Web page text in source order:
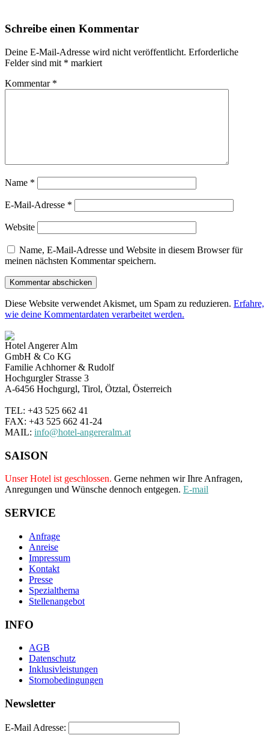
Schreibe einen Kommentar
Deine E-Mail-Adresse wird nicht veröffentlicht. Erforderliche
Felder sind mit * markiert
Kommentar *
Name *
E-Mail-Adresse *
Website
Name, E-Mail-Adresse und Website in diesem Browser für
meinen nächsten Kommentar speichern.
Diese Website verwendet Akismet, um Spam zu reduzieren. Erfahre,
wie deine Kommentardaten verarbeitet werden.
Hotel Angerer Alm
GmbH & Co KG
Familie Achhorner & Rudolf
Hochgurgler Strasse 3
A-6456 Hochgurgl, Tirol, Ötztal, Österreich
TEL: +43 525 662 41
FAX: +43 525 662 41-24
MAIL: info@hotel-angereralm.at
SAISON
Unser Hotel ist geschlossen. Gerne nehmen wir Ihre Anfragen,
Anregungen und Wünsche dennoch entgegen. E-mail
SERVICE
Anfrage
Anreise
Impressum
Kontakt
Presse
Spezialthema
Stellenangebot
INFO
AGB
Datenschutz
Inklusivleistungen
Stornobedingungen
Newsletter
E-Mail Adresse: